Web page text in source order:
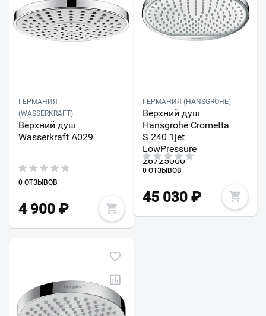
ГЕРМАНИЯ
(WASSERKRAFT)
Верхний душ
Wasserkraft A029
0 ОТЗЫВОВ
4 900 ₽
ГЕРМАНИЯ (HANSGROHE)
Верхний душ
Hansgrohe Crometta
S 240 1jet
LowPressure
26725000
0 ОТЗЫВОВ
45 030₽